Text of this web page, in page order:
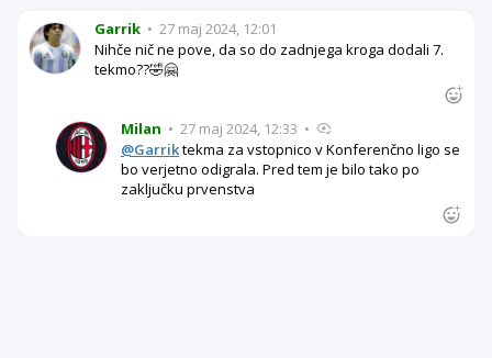
Garrik • 27 maj 2024, 12:01
Nihče nič ne pove, da so do zadnjega kroga dodali 7.
tekmo??🤣🤗
Milan • 27 maj 2024, 12:33 •
@Garriktekma za vstopnico v Konferenčno ligo se
bo verjetno odigrala. Pred tem je bilo tako po
zaključku prvenstva